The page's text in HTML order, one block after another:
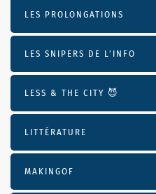
LES PROLONGATIONS
LES SNIPERS DE L’INFO
LESS & THE CITY 😈
LITTÉRATURE
MAKINGOF